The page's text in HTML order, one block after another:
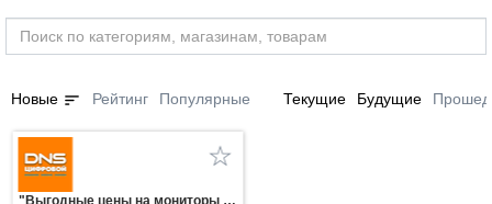
Новые sort Рейтинг Популярные Текущие Будущие
"Выгодные цены на мониторы Machenike!"